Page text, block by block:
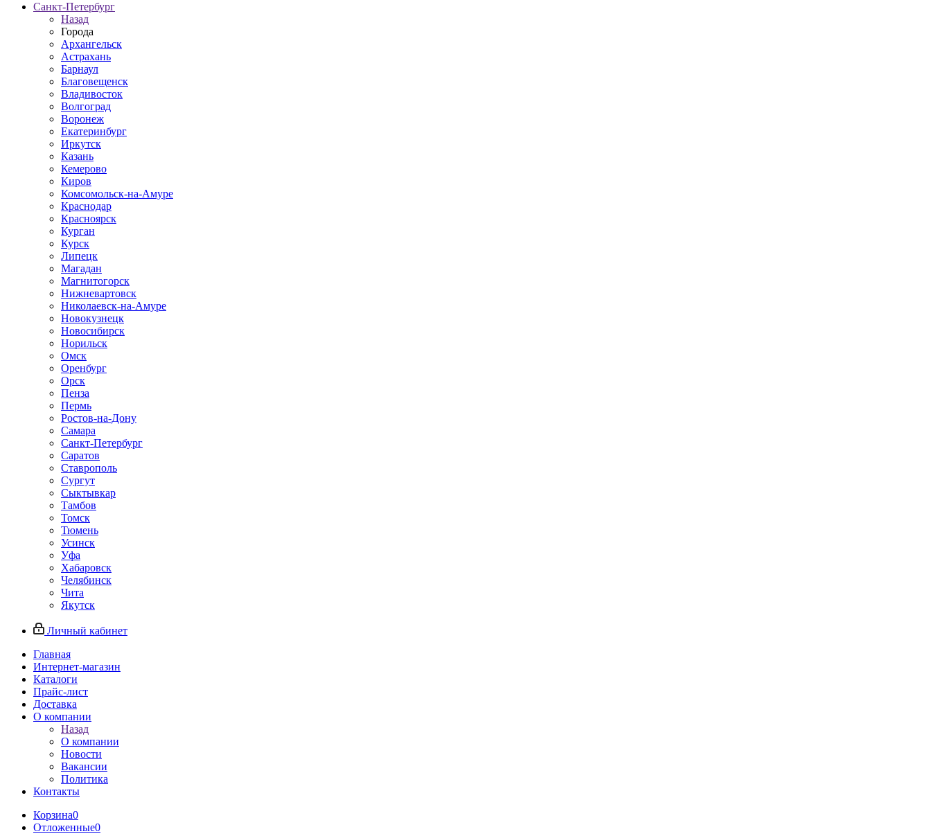
Санкт-Петербург
Назад
Города
Архангельск
Астрахань
Барнаул
Благовещенск
Владивосток
Волгоград
Воронеж
Екатеринбург
Иркутск
Казань
Кемерово
Киров
Комсомольск-на-Амуре
Краснодар
Красноярск
Курган
Курск
Липецк
Магадан
Магнитогорск
Нижневартовск
Николаевск-на-Амуре
Новокузнецк
Новосибирск
Норильск
Омск
Оренбург
Орск
Пенза
Пермь
Ростов-на-Дону
Самара
Санкт-Петербург
Саратов
Ставрополь
Сургут
Сыктывкар
Тамбов
Томск
Тюмень
Усинск
Уфа
Хабаровск
Челябинск
Чита
Якутск
Личный кабинет
Главная
Интернет-магазин
Каталоги
Прайс-лист
Доставка
О компании
Назад
О компании
Новости
Вакансии
Политика
Контакты
Корзина0
Отложенные0